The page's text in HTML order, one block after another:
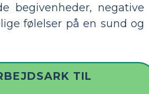
begivenheder, negative
følelser på en sund og
TIL